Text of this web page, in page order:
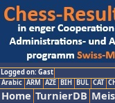
Logged on: Gast
Arabic ARM AZE BIH BUL CAT
Home TurnierDB